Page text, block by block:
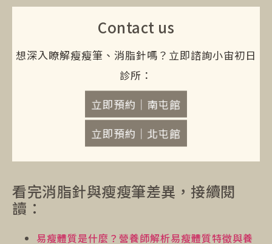
Contact us
想深入瞭解瘦瘦筆、消脂針嗎？立即諮詢小宙初日
診所：
立即預約｜南屯館
立即預約｜北屯館
看完消脂針與瘦瘦筆差異，接續閱
讀：
易瘦體質是什麼？營養師解析易瘦體質特徵與養